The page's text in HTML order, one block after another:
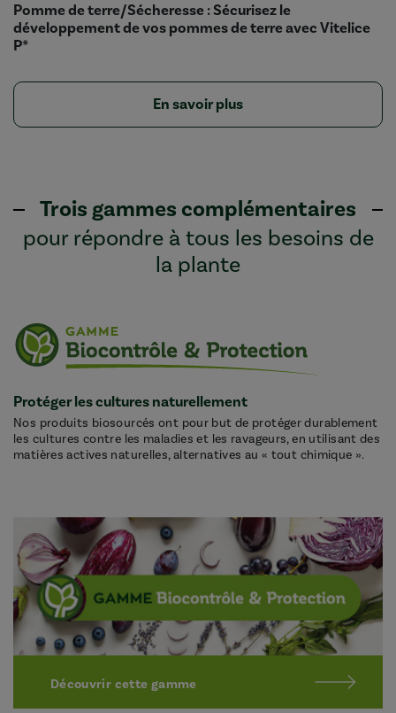
Pomme de terre/Sécheresse : Sécurisez le
développement de vos pommes de terre avec Vitelice
P*
En savoir plus
Trois gammes complémentaires
pour répondre à tous les besoins de
la plante
Protéger les cultures naturellement
Nos produits biosourcés ont pour but de protéger durablement
les cultures contre les maladies et les ravageurs, en utilisant des
matières actives naturelles, alternatives au « tout chimique ».
Découvrir cette gamme